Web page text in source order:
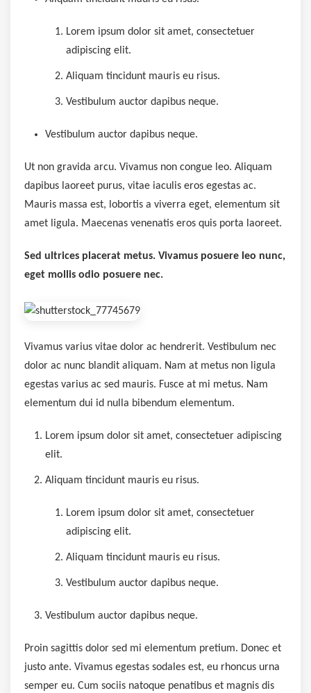
Lorem ipsum dolor sit amet, consectetuer
adipiscing elit.
Aliquam tincidunt mauris eu risus.
Vestibulum auctor dapibus neque.
Vestibulum auctor dapibus neque.
Ut non gravida arcu. Vivamus non congue leo. Aliquam
dapibus laoreet purus, vitae iaculis eros egestas ac.
Mauris massa est, lobortis a viverra eget, elementum sit
amet ligula. Maecenas venenatis eros quis porta laoreet.
Sed ultrices placerat metus. Vivamus posuere leo nunc,
eget mollis odio posuere nec.
Vivamus varius vitae dolor ac hendrerit. Vestibulum nec
dolor ac nunc blandit aliquam. Nam at metus non ligula
egestas varius ac sed mauris. Fusce at mi metus. Nam
elementum dui id nulla bibendum elementum.
Lorem ipsum dolor sit amet, consectetuer adipiscing
elit.
Aliquam tincidunt mauris eu risus.
Lorem ipsum dolor sit amet, consectetuer
adipiscing elit.
Aliquam tincidunt mauris eu risus.
Vestibulum auctor dapibus neque.
Vestibulum auctor dapibus neque.
Proin sagittis dolor sed mi elementum pretium. Donec et
justo ante. Vivamus egestas sodales est, eu rhoncus urna
semper eu. Cum sociis natoque penatibus et magnis dis